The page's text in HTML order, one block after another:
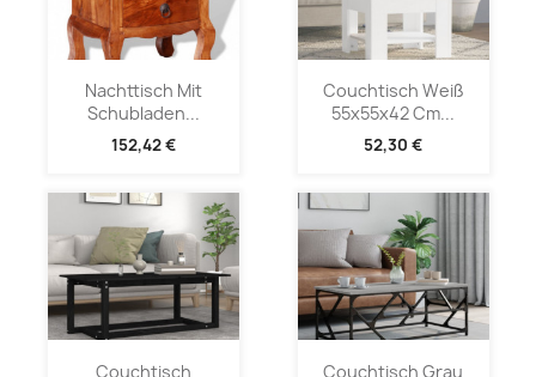
Nachttisch Mit
Schubladen...
152,42 €
Couchtisch Weiß
55x55x42 Cm...
52,30 €
Couchtisch
Couchtisch Grau